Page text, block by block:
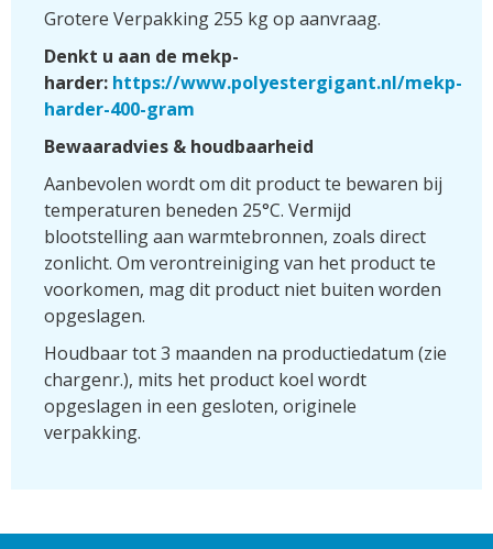
Grotere Verpakking 255 kg op aanvraag.
Denkt u aan de mekp-
harder: https://www.polyestergigant.nl/mekp-
harder-400-gram
Bewaaradvies & houdbaarheid
Aanbevolen wordt om dit product te bewaren bij
temperaturen beneden 25°C. Vermijd
blootstelling aan warmtebronnen, zoals direct
zonlicht. Om verontreiniging van het product te
voorkomen, mag dit product niet buiten worden
opgeslagen.
Houdbaar tot 3 maanden na productiedatum (zie
chargenr.), mits het product koel wordt
opgeslagen in een gesloten, originele
verpakking.